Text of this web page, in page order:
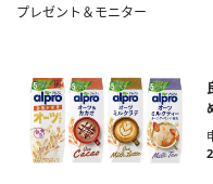
プレゼント＆モニター